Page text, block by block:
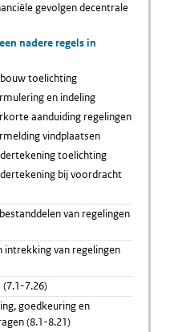
gevolgen decentrale
nadere regels in
toelichting
en indeling
aanduiding regelingen
vindplaatsen
toelichting
bij voordracht
van regelingen
intrekking van regelingen
7.26)
goedkeuring en
(8.1-8.21)